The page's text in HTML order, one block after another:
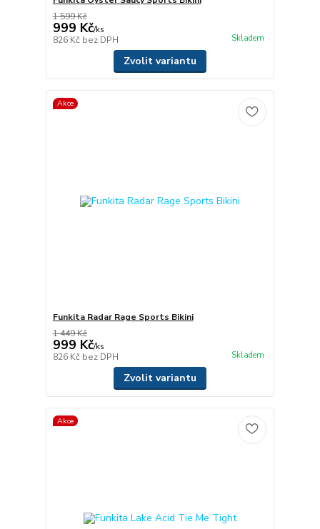
1 599 Kč
999 Kč/ks
826 Kč bez DPH Skladem
Zvolit variantu
Akce
Funkita Radar Rage Sports Bikini
1 449 Kč
999 Kč/ks
826 Kč bez DPH Skladem
Zvolit variantu
Akce